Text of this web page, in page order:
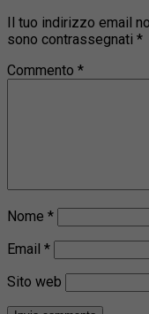
Il tuo indirizzo email
sono contrassegnati *
Commento *
Nome *
Email *
Sito web